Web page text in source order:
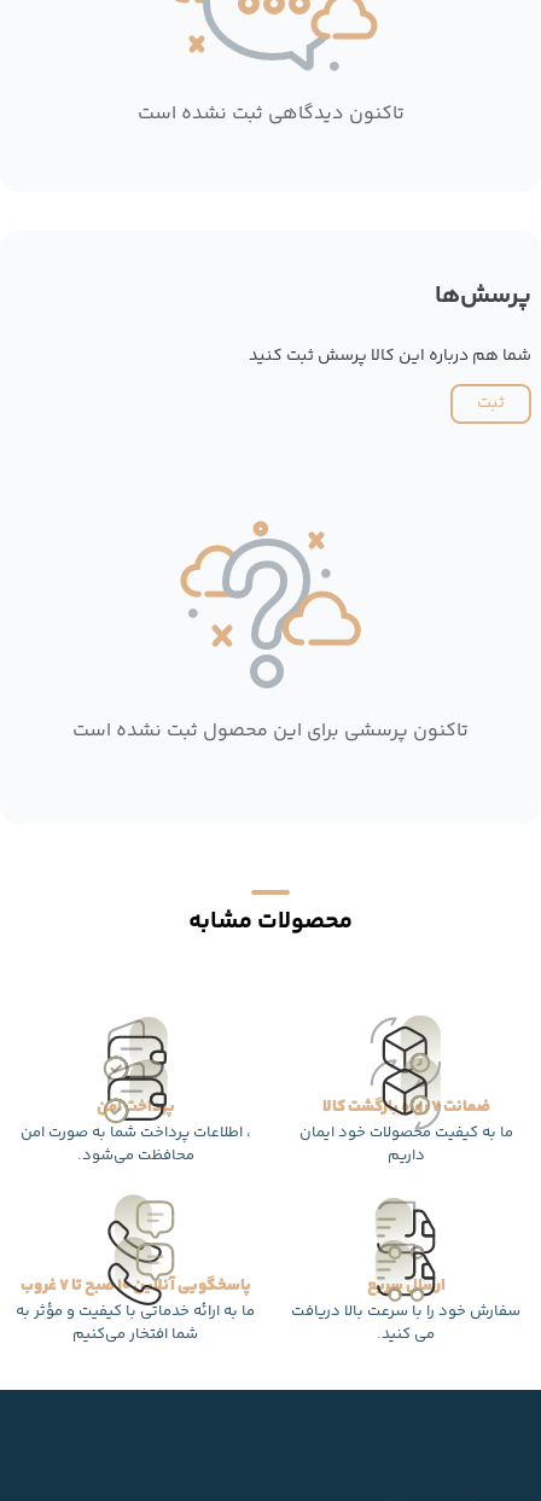
تاکنون دیدگاهی ثبت نشده است
پرسش‌ها
شما هم درباره این کالا پرسش ثبت کنید
ثبت
تاکنون پرسشی برای این محصول ثبت نشده است
محصولات مشابه
ضمانت 7 روزه بازگشت کالا
ما به کیفیت محصولات خود ایمان
داریم
پرداخت امن
، اطلاعات پرداخت شما به صورت امن
محافظت می‌شود.
ارسال سریع
سفارش خود را با سرعت بالا دریافت
می کنید.
پاسخگویی آنلاین 10 صبح تا 7 غروب
ما به ارائه خدماتی با کیفیت و مؤثر به
شما افتخار می‌کنیم